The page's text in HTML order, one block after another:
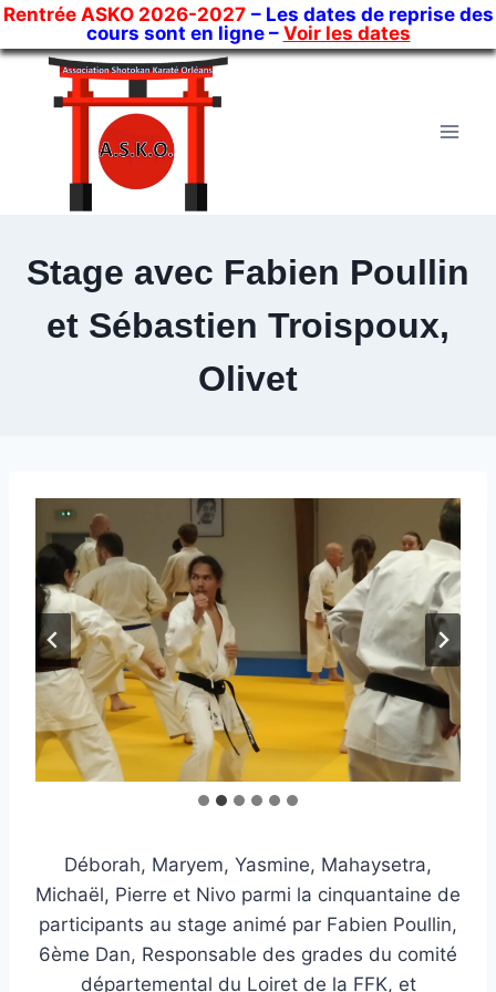
Rentrée ASKO 2026-2027 – Les dates de reprise des
cours sont en ligne – Voir les dates
Skip
Stage avec Fabien Poullin
et Sébastien Troispoux,
Olivet
Déborah, Maryem, Yasmine, Mahaysetra,
Michaël, Pierre et Nivo parmi la cinquantaine de
participants au stage animé par Fabien Poullin,
6ème Dan, Responsable des grades du comité
départemental du Loiret de la FFK, et